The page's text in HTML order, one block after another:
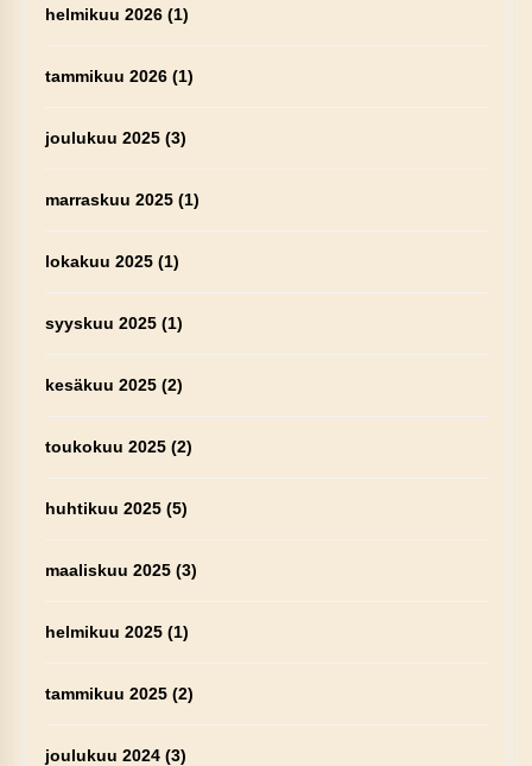
helmikuu 2026(1)
tammikuu 2026(1)
joulukuu 2025(3)
marraskuu 2025(1)
lokakuu 2025(1)
syyskuu 2025(1)
kesäkuu 2025(2)
toukokuu 2025(2)
huhtikuu 2025(5)
maaliskuu 2025(3)
helmikuu 2025(1)
tammikuu 2025(2)
joulukuu 2024(3)